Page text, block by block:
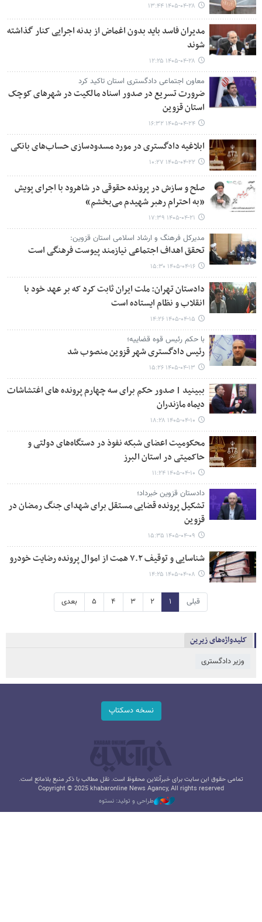
۱۴۰۵-۰۴-۲۸ ۱۳:۴۴
مدیران فاسد باید بدون اغماض از بدنه اجرایی کنار گذاشته
شوند
۱۴۰۵-۰۴-۲۸ ۱۲:۲۵
معاون اجتماعی دادگستری استان تاکید کرد
ضرورت تسریع در صدور اسناد مالکیت در شهرهای کوچک
استان قزوین
۱۴۰۵-۰۴-۲۴ ۱۶:۳۲
ابلاغیه دادگستری در مورد مسدودسازی حساب‌های بانکی
۱۴۰۵-۰۴-۲۲ ۱۰:۲۷
صلح و سازش در پرونده حقوقی در شاهرود با اجرای پویش
«به احترام رهبر شهیدم می‌بخشم»
۱۴۰۵-۰۴-۲۱ ۱۷:۳۹
مدیرکل فرهنگ و ارشاد اسلامی استان قزوین:
تحقق اهداف اجتماعی نیازمند پیوست فرهنگی است
۱۴۰۵-۰۴-۱۶ ۱۵:۳۰
دادستان تهران: ملت ایران ثابت کرد که بر عهد خود با
انقلاب و نظام ایستاده است
۱۴۰۵-۰۴-۱۵ ۱۴:۲۶
با حکم رئیس قوه قضاییه؛
رئیس دادگستری شهر قزوین منصوب شد
۱۴۰۵-۰۴-۱۳ ۱۵:۲۶
ببینید | صدور حکم برای سه چهارم پرونده های اغتشاشات
دیماه مازندران
۱۴۰۵-۰۴-۱۰ ۱۸:۲۸
محکومیت اعضای شبکه نفوذ در دستگاه‌های دولتی و
حاکمیتی در استان البرز
۱۴۰۵-۰۴-۱۰ ۱۱:۲۴
دادستان قزوین خبرداد؛
تشکیل پرونده قضایی مستقل برای شهدای جنگ رمضان در
قزوین
۱۴۰۵-۰۴-۰۹ ۱۵:۳۵
شناسایی و توقیف ۷.۲ همت از اموال پرونده رضایت خودرو
۱۴۰۵-۰۴-۰۸ ۱۴:۲۵
قبلی ۱ ۲ ۳ ۴ ۵ بعدی
کلیدواژه‌های زیرین
وزیر دادگستری
نسخه دسکتاپ
تمامی حقوق این سایت برای خبرآنلاین محفوظ است. نقل مطالب با ذکر منبع بلامانع است.
Copyright © 2025 khabaronline News Agancy, All rights reserved
طراحی و تولید: نستوه